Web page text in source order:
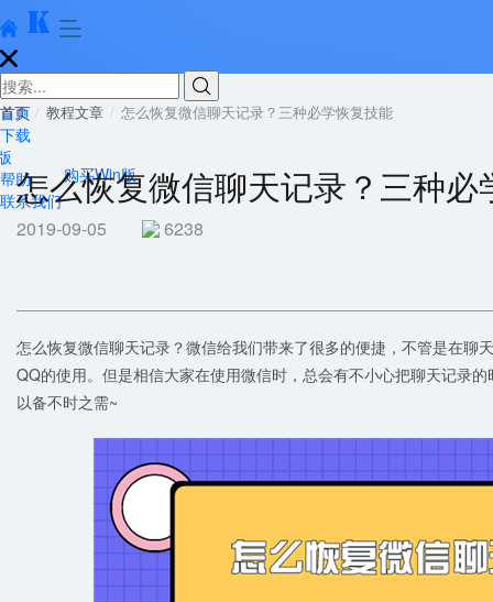
  


首页
下载
购买Win版
帮助
联系我们
首页 教程文章 怎么恢复微信聊天记录？三种必学恢复技能
怎么恢复微信聊天记录？三种必
2019-09-05 6238
怎么恢复微信聊天记录？微信给我们带来了很多的便捷，不管是在聊
QQ的使用。但是相信大家在使用微信时，总会有不小心把聊天记录
以备不时之需~